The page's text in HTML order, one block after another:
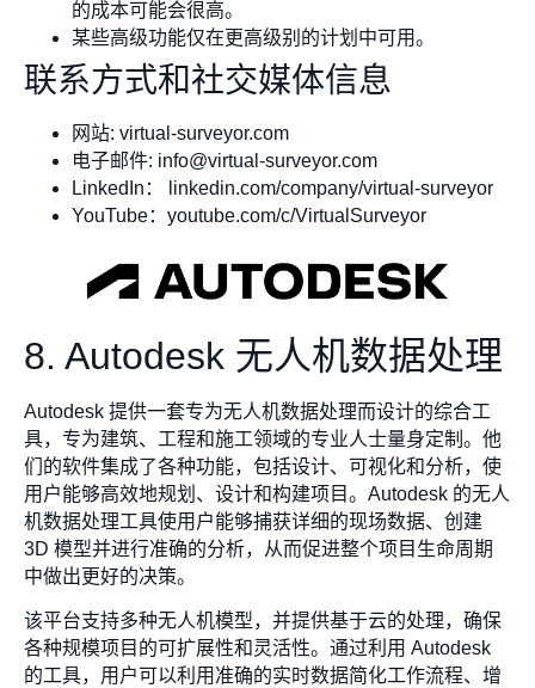
的成本可能会很高。
某些高级功能仅在更高级别的计划中可用。
联系方式和社交媒体信息
网站: virtual-surveyor.com
电子邮件: info@virtual-surveyor.com
LinkedIn： linkedin.com/company/virtual-surveyor
YouTube：youtube.com/c/VirtualSurveyor
8. Autodesk 无人机数据处理
Autodesk 提供一套专为无人机数据处理而设计的综合工
具，专为建筑、工程和施工领域的专业人士量身定制。他
们的软件集成了各种功能，包括设计、可视化和分析，使
用户能够高效地规划、设计和构建项目。Autodesk 的无人
机数据处理工具使用户能够捕获详细的现场数据、创建
3D 模型并进行准确的分析，从而促进整个项目生命周期
中做出更好的决策。
该平台支持多种无人机模型，并提供基于云的处理，确保
各种规模项目的可扩展性和灵活性。通过利用 Autodesk
的工具，用户可以利用准确的实时数据简化工作流程、增